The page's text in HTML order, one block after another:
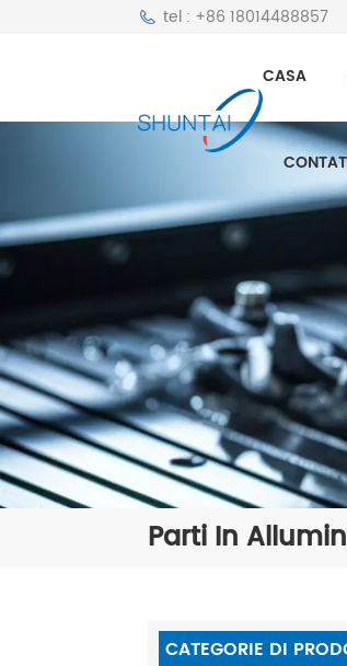
tel : +86 18014488857
CASA
Parti In
CATEGORIE DI